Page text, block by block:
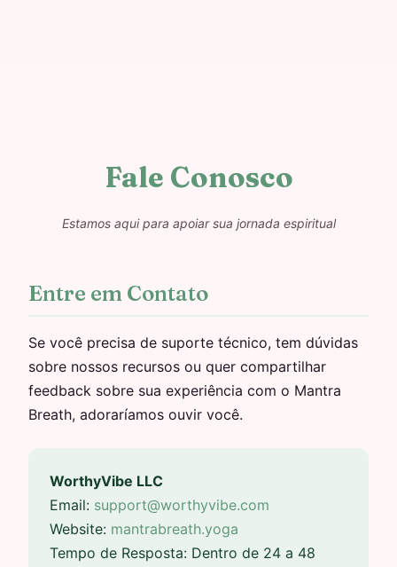
Fale Conosco
Estamos aqui para apoiar sua jornada espiritual
Entre em Contato
Se você precisa de suporte técnico, tem dúvidas
sobre nossos recursos ou quer compartilhar
feedback sobre sua experiência com o Mantra
Breath, adoraríamos ouvir você.
WorthyVibe LLC
Email: support@worthyvibe.com
Website: mantrabreath.yoga
Tempo de Resposta: Dentro de 24 a 48